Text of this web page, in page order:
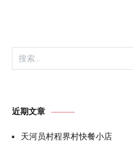
搜
索：
近期文章
天河员村程界村快餐小店